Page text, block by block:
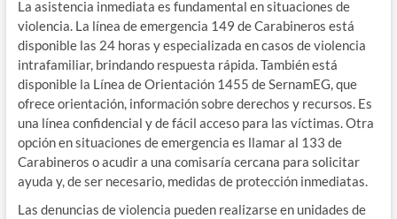
La asistencia inmediata es fundamental en situaciones de
violencia. La línea de emergencia 149 de Carabineros está
disponible las 24 horas y especializada en casos de violencia
intrafamiliar, brindando respuesta rápida. También está
disponible la Línea de Orientación 1455 de SernamEG, que
ofrece orientación, información sobre derechos y recursos. Es
una línea confidencial y de fácil acceso para las víctimas. Otra
opción en situaciones de emergencia es llamar al 133 de
Carabineros o acudir a una comisaría cercana para solicitar
ayuda y, de ser necesario, medidas de protección inmediatas.
Las denuncias de violencia pueden realizarse en unidades de